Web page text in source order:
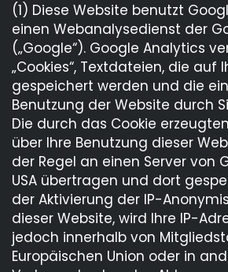
(1) Diese Website benutzt
einen Webanalysedienst der
(„Google“). Google Analytics
„Cookies“, Textdateien, die auf
gespeichert werden und die
Benutzung der Website durch
Die durch das Cookie
über Ihre Benutzung dieser
der Regel an einen Server von
USA übertragen und dort
der Aktivierung der IP-
dieser Website, wird Ihre IP-
jedoch innerhalb von
Europäischen Union oder in